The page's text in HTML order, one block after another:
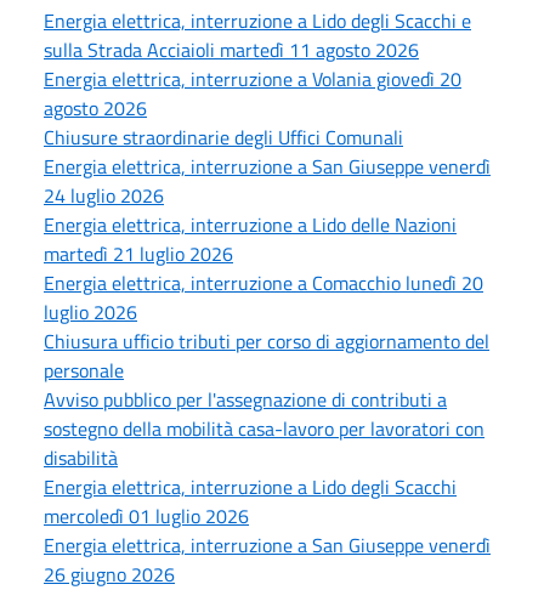
Energia elettrica, interruzione a Lido degli Scacchi e
sulla Strada Acciaioli martedì 11 agosto 2026
Energia elettrica, interruzione a Volania giovedì 20
agosto 2026
Chiusure straordinarie degli Uffici Comunali
Energia elettrica, interruzione a San Giuseppe venerdì
24 luglio 2026
Energia elettrica, interruzione a Lido delle Nazioni
martedì 21 luglio 2026
Energia elettrica, interruzione a Comacchio lunedì 20
luglio 2026
Chiusura ufficio tributi per corso di aggiornamento del
personale
Avviso pubblico per l'assegnazione di contributi a
sostegno della mobilità casa-lavoro per lavoratori con
disabilità
Energia elettrica, interruzione a Lido degli Scacchi
mercoledì 01 luglio 2026
Energia elettrica, interruzione a San Giuseppe venerdì
26 giugno 2026